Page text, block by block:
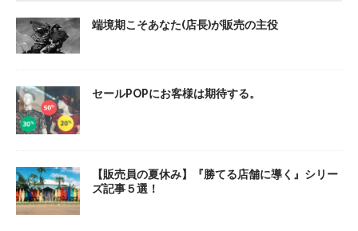
端境期こそあなた(店長)が販売の主役
セールPOPにお客様は期待する。
【販売員の夏休み】『勝てる店舗に導く』シリー
ズ記事５選！